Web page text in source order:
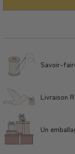
Savoir-
Livraison
Un